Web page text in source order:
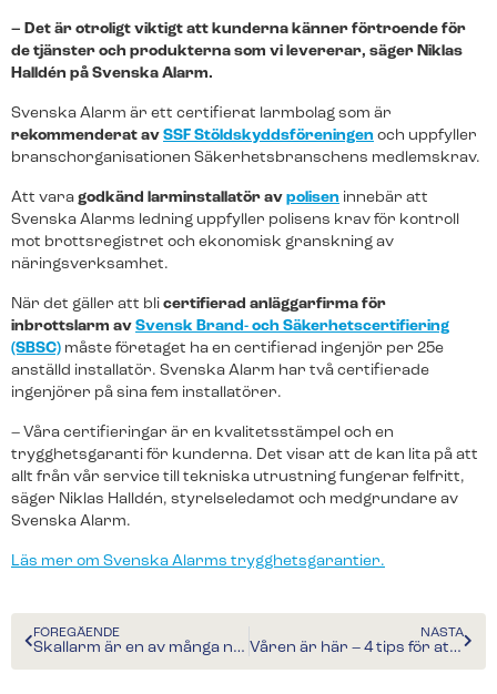
Live kamerabevakning
streamar live-video till din app.
Brandlarm
Rökdetektorer som pratar med varandra ger ett
effektivt skydd vid brand.
Teckna larmtjänst
till larmtjänst.
Live Kamerabevakning
streamar live-video till din app.
Larmväska
Ett portabelt larm som är perfekt för
byggarbetsplatser och evenemang.
Teckna larmtjänst
till larmtjänst.
Vi tar hand om allt ifrån uppsägning och nedmontering
av ditt gamla larm till installation och driftsättning av ditt
nya.
Jobba hos oss
Vi tar hand om allt ifrån uppsägning och nedmontering
av ditt gamla larm till installation och driftsättning av ditt
nya.
Franchise
Bli en del av Svenska Alarm.
Senaste nytt
Svenska Alarm fortsätter växa
miljoner
Svenska Alarm redovisar ännu ett starkt
år med kraftig tillväxt i både omsättning
och organisation. Med 65 medarbetare
larmexpertis – Svenska Alarm
expanderar med nya
franchisetagare
– Det är otroligt viktigt att kunderna känner förtroende för
de tjänster och produkterna som vi levererar, säger Niklas
Halldén på Svenska Alarm.
Svenska Alarm är ett certifierat larmbolag som är
rekommenderat av SSF Stöldskyddsföreningen och uppfyller
branschorganisationen Säkerhetsbranschens medlemskrav.
Att vara godkänd larminstallatör av polisen innebär att
Svenska Alarms ledning uppfyller polisens krav för kontroll
mot brottsregistret och ekonomisk granskning av
näringsverksamhet.
När det gäller att bli certifierad anläggarfirma för
inbrottslarm av Svensk Brand- och Säkerhetscertifiering
(SBSC) måste företaget ha en certifierad ingenjör per 25e
anställd installatör. Svenska Alarm har två certifierade
ingenjörer på sina fem installatörer.
– Våra certifieringar är en kvalitetsstämpel och en
trygghetsgaranti för kunderna. Det visar att de kan lita på att
allt från vår service till tekniska utrustning fungerar felfritt,
säger Niklas Halldén, styrelseledamot och medgrundare av
Svenska Alarm.
Läs mer om Svenska Alarms trygghetsgarantier.
FÖREGÅENDE
Skallarm är en av många nya funktioner i vår smarta larmapp
NÄSTA
Våren är här – 4 tips för att skydda cykeln